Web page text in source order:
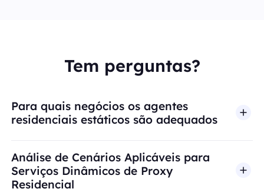
Tem perguntas?
Para quais negócios os agentes
residenciais estáticos são adequados
Análise de Cenários Aplicáveis para
Serviços Dinâmicos de Proxy
Residencial